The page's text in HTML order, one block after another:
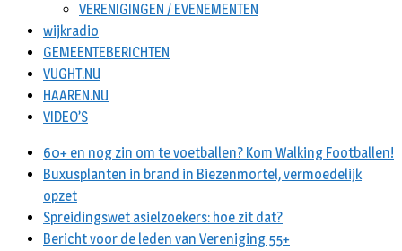
VERENIGINGEN / EVENEMENTEN
wijkradio
GEMEENTEBERICHTEN
VUGHT.NU
HAAREN.NU
VIDEO’S
60+ en nog zin om te voetballen? Kom Walking Footballen!
Buxusplanten in brand in Biezenmortel, vermoedelijk
opzet
Spreidingswet asielzoekers: hoe zit dat?
Bericht voor de leden van Vereniging 55+